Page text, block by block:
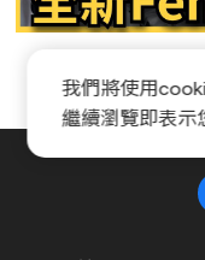
我們將使用
繼續瀏覽即表示